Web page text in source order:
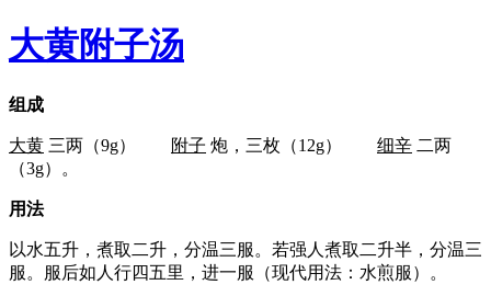
大黄附子汤
组成
大黄 三两（9g） 附子 炮，三枚（12g） 细辛 二两
（3g）。
用法
以水五升，煮取二升，分温三服。若强人煮取二升半，分温三
服。服后如人行四五里，进一服（现代用法：水煎服）。